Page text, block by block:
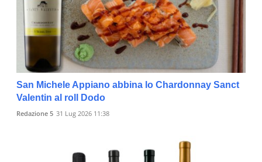
San Michele Appiano abbina lo Chardonnay Sanct
Valentin al roll Dodo
Redazione 5 31 Lug 2026 11:38